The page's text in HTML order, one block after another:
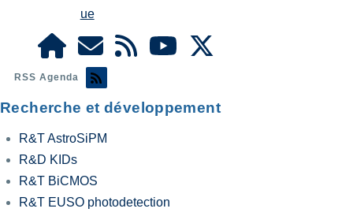
ue
RSS Agenda
Recherche et développement
R&T AstroSiPM
R&D KIDs
R&T BiCMOS
R&T EUSO photodetection